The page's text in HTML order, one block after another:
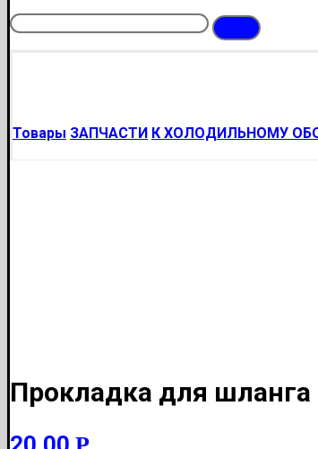
Товары ЗАПЧАСТИ К ХОЛОДИЛЬНОМУ
Прокладка для